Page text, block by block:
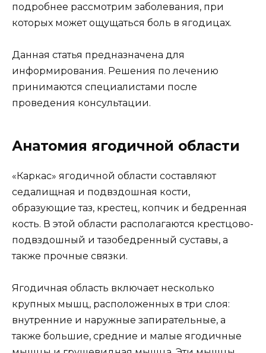
подробнее рассмотрим заболевания, при
которых может ощущаться боль в ягодицах.
Данная статья предназначена для
информирования. Решения по лечению
принимаются специалистами после
проведения консультации.
Анатомия ягодичной области
«Каркас» ягодичной области составляют
седалищная и подвздошная кости,
образующие таз, крестец, копчик и бедренная
кость. В этой области располагаются крестцово-
подвздошный и тазобедренный суставы, а
также прочные связки.
Ягодичная область включает несколько
крупных мышц, расположенных в три слоя:
внутренние и наружные запирательные, а
также большие, средние и малые ягодичные